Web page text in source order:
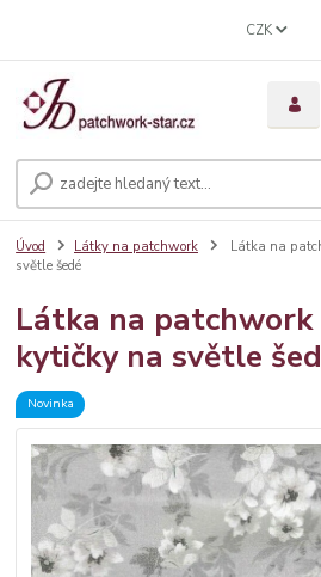
CZK
Úvod Látky na patchwork
Látka na
světle šedé
Látka na patchwork
kytičky na světle
Novinka